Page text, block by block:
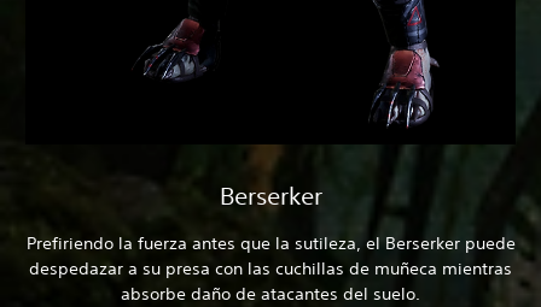
Berserker
Prefiriendo la fuerza antes que la sutileza, el Berserker puede
despedazar a su presa con las cuchillas de muñeca mientras
absorbe daño de atacantes del suelo.